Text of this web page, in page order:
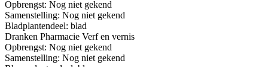
Opbrengst: Nog niet gekend
Samenstelling: Nog niet gekend
Bladplantendeel: blad
Dranken Pharmacie Verf en vernis
Opbrengst: Nog niet gekend
Samenstelling: Nog niet gekend